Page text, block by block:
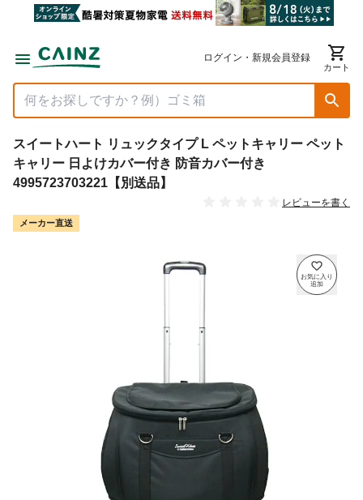
ログイン・新規会員登録
カート
スイートハート リュックタイプ L ペットキャリー ペット
キャリー 日よけカバー付き 防音カバー付き
4995723703221【別送品】
レビューを書く
メーカー直送